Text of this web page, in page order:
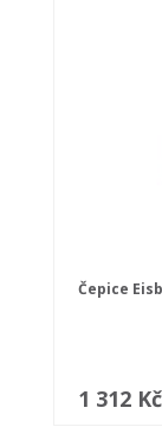
Čepice
1 312 Kč